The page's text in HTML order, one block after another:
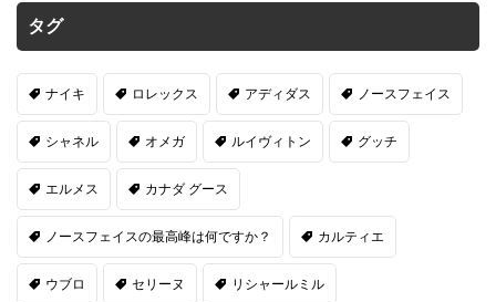
タグ
ナイキ ロレックス アディダス ノースフェイス
シャネル オメガ ルイヴィトン グッチ
エルメス カナダ グース
ノースフェイスの最高峰は何ですか？ カルティエ
ウブロ セリーヌ リシャールミル